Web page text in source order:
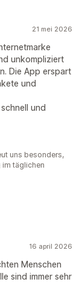
21 mei 2026
unkompliziert
Die App erspart
und
und
uns besonders,
im täglichen
16 april 2026
Menschen
sind immer sehr